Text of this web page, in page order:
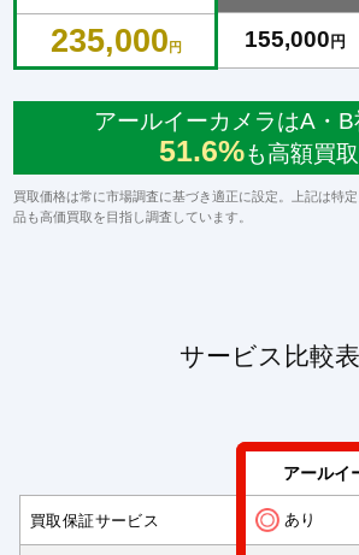
235,000 円 155,000円
アールイーカメラはA・B
51.6%も高額買取
買取価格は常に市場調査に基づき適正に設定。上記は特
品も高価買取を目指し調査しています。
サービス比較表
アールイ
買取保証サービス あり